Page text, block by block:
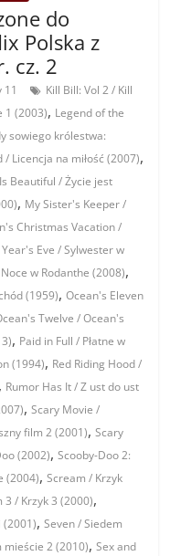
do
Polska z
cz. 2
11
Kill Bill: Vol 2 / Kill
1 (2003), Legend of the
sowiego królestwa:
/ Licencja na miłość (2007),
Beautiful / Życie jest
, My Sister's Keeper /
Christmas Vacation /
Eve / Sylwester w
w Rodanthe (2008),
(1959),Ocean's Eleven
Twelve / Ocean's
, Paid in Full / Płatne w
(1994), Red Riding Hood /
, Rumor Has It / Z ust do ust
,Scary Movie /
film 2 (2001),Scary
(2002),Scooby-Doo 2:
(2004),Scream / Krzyk
3 / Krzyk 3 (2000),
(2001),Seven / Siedem
mieście 2 (2010),Sex and